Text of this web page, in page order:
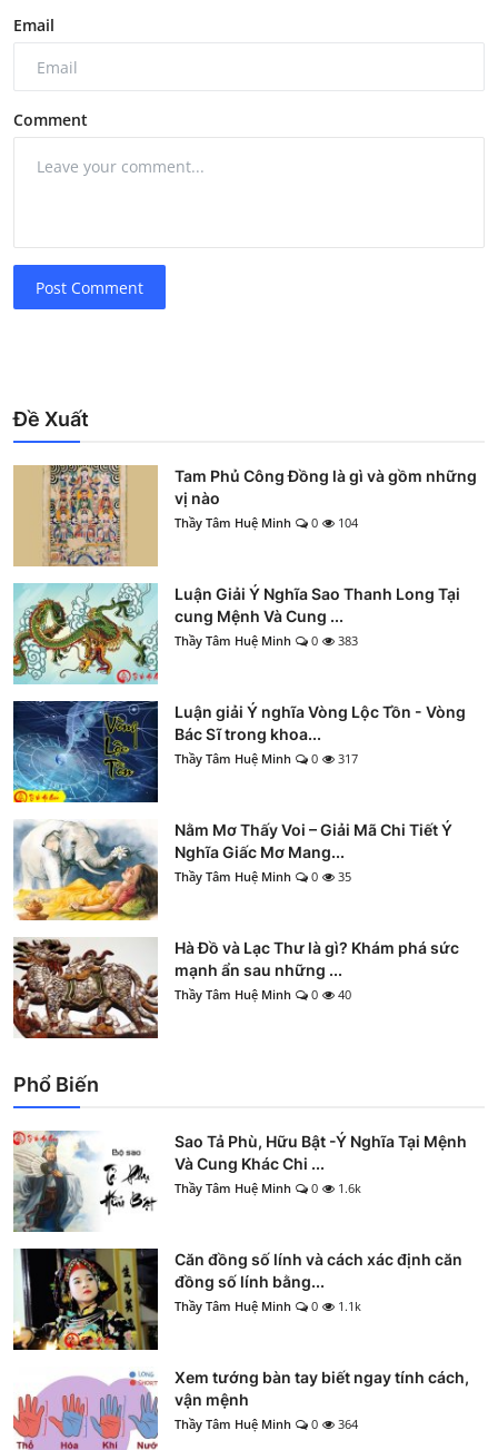
Email
Comment
Post Comment
Đề Xuất
Tam Phủ Công Đồng là gì và gồm những
vị nào
Thầy Tâm Huệ Minh 0 104
Luận Giải Ý Nghĩa Sao Thanh Long Tại
cung Mệnh Và Cung ...
Thầy Tâm Huệ Minh 0 383
Luận giải Ý nghĩa Vòng Lộc Tồn - Vòng
Bác Sĩ trong khoa...
Thầy Tâm Huệ Minh 0 317
Nằm Mơ Thấy Voi – Giải Mã Chi Tiết Ý
Nghĩa Giấc Mơ Mang...
Thầy Tâm Huệ Minh 0 35
Hà Đồ và Lạc Thư là gì? Khám phá sức
mạnh ẩn sau những ...
Thầy Tâm Huệ Minh 0 40
Phổ Biến
Sao Tả Phù, Hữu Bật -Ý Nghĩa Tại Mệnh
Và Cung Khác Chi ...
Thầy Tâm Huệ Minh 0 1.6k
Căn đồng số lính và cách xác định căn
đồng số lính bằng...
Thầy Tâm Huệ Minh 0 1.1k
Xem tướng bàn tay biết ngay tính cách,
vận mệnh
Thầy Tâm Huệ Minh 0 364